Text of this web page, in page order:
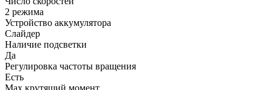
2 режима
Устройство аккумулятора
Слайдер
Наличие подсветки
Да
Регулировка частоты вращения
Есть